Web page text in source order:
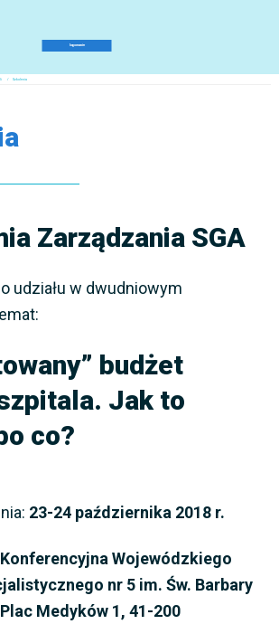
logowanie
Szkolenia
Zarządzania SGA
udziału w dwudniowym
budżet
Jak to
co?
23-24 października 2018 r.
Wojewódzkiego
nr 5 im. Św. Barbary
Medyków 1, 41-200